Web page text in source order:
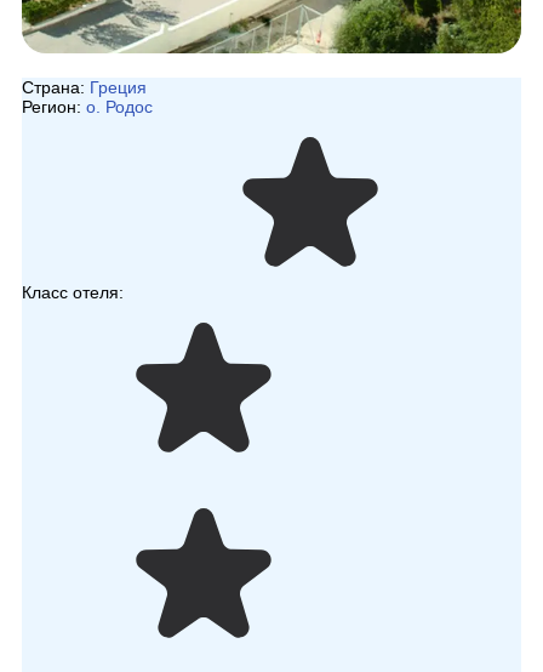
Страна: Греция
Регион: о. Родос
Класс отеля: